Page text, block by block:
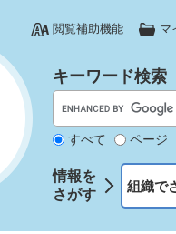
閲覧補助機能 マ
キーワード検索
すべて ページ
情報を
さがす
組織で